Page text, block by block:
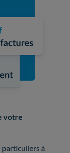
votre
particuliers à